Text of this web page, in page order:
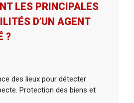
LES PRINCIPALES
D’UN AGENT
?
des lieux pour détecter
Protection des biens et